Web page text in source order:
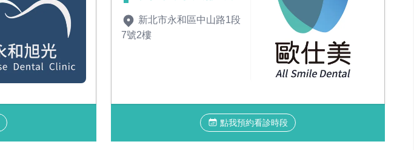
新北市永和區中山路1段
7號2樓
點我預約看診時段